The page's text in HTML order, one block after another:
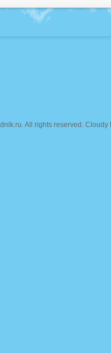
. All rights reserved.